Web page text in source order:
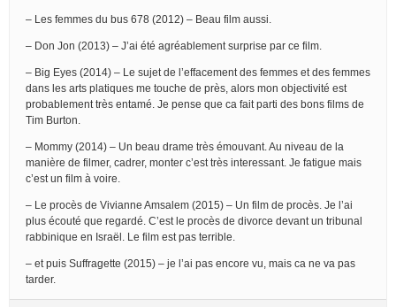
– Les femmes du bus 678 (2012) – Beau film aussi.
– Don Jon (2013) – J’ai été agréablement surprise par ce film.
– Big Eyes (2014) – Le sujet de l’effacement des femmes et des femmes
dans les arts platiques me touche de près, alors mon objectivité est
probablement très entamé. Je pense que ca fait parti des bons films de
Tim Burton.
– Mommy (2014) – Un beau drame très émouvant. Au niveau de la
manière de filmer, cadrer, monter c’est très interessant. Je fatigue mais
c’est un film à voire.
– Le procès de Vivianne Amsalem (2015) – Un film de procès. Je l’ai
plus écouté que regardé. C’est le procès de divorce devant un tribunal
rabbinique en Israël. Le film est pas terrible.
– et puis Suffragette (2015) – je l’ai pas encore vu, mais ca ne va pas
tarder.